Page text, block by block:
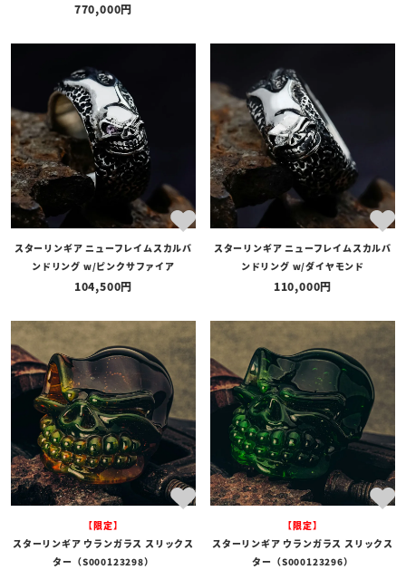
770,000
スターリンギア ニューフレイムスカルバ
ンドリング w/ピンクサファイア
104,500
スターリンギア ニューフレイムスカルバ
ンドリング w/ダイヤモンド
110,000
【限定】
スターリンギア ウランガラス スリックス
ター（S000123298）
【限定】
スターリンギア ウランガラス スリックス
ター（S000123296）